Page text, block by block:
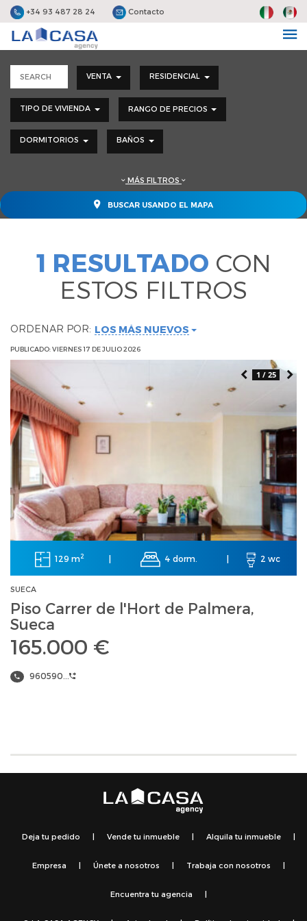
+34 93 487 28 24 Contacto
VENTA RESIDENCIAL
TIPO DE VIVIENDA RANGO DE PRECIOS
DORMITORIOS BAÑOS
MÁS FILTROS
BUSCAR USANDO EL MAPA
1 RESULTADO CON
ESTOS FILTROS
ORDENAR POR: LOS MÁS NUEVOS
PUBLICADO: VIERNES 17 DE JULIO 2026
1 / 25
129 m2 4 dorm. 2 wc
SUECA
Piso Carrer de l'Hort de Palmera,
Sueca
165.000 €
960590...
Deja tu pedido Vende tu inmueble Alquila tu inmueble
Empresa Únete a nosotros Trabaja con nosotros
Encuentra tu agencia